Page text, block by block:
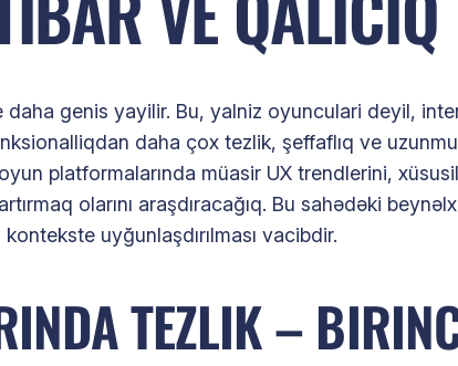
genis yayilir. Bu, yalniz oyunculari deyil,
daha çox tezlik, şeffaflıq ve
platformalarında müasir UX trendlerini,
olarını araşdıracağıq. Bu sahədəki
uyğunlaşdırılması vacibdir.
TEZLIK –